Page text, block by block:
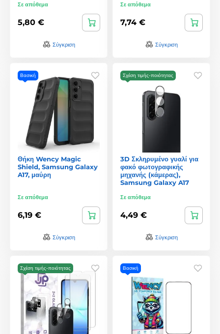
Σε απόθεμα
5,80 €
Σύγκριση
Σε απόθεμα
7,74 €
Σύγκριση
Βασική
Θήκη Wency Magic
Shield, Samsung Galaxy
A17, μαύρη
Σε απόθεμα
6,19 €
Σύγκριση
Σχέση τιμής-ποιότητας
3D Σκληρυμένο γυαλί για
φακό φωτογραφικής
μηχανής (κάμερας),
Samsung Galaxy A17
Σε απόθεμα
4,49 €
Σύγκριση
Σχέση τιμής-ποιότητας Βασική